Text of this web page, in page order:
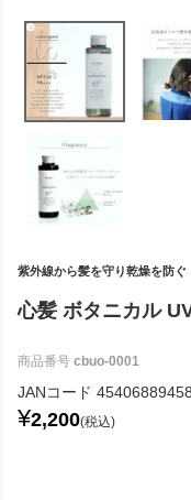
紫外線から髪を守り乾燥を防ぐ
心髪 ボタニカル
商品番号 cbuo-0001
JANコード
¥2,200 税込